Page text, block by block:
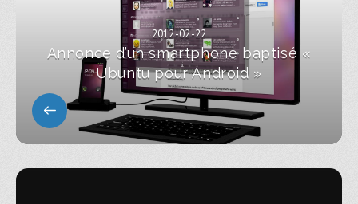
2012-02-22
Annonce d’un smartphone baptisé «
Ubuntu pour Android »